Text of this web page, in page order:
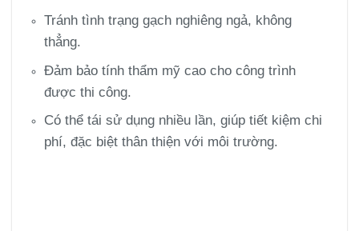
Tránh tình trạng gạch nghiêng ngả, không
thẳng.
Đảm bảo tính thẩm mỹ cao cho công trình
được thi công.
Có thể tái sử dụng nhiều lần, giúp tiết kiệm chi
phí, đặc biệt thân thiện với môi trường.